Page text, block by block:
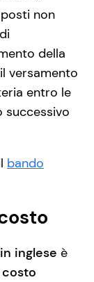
non
della
versamento
entro le
successivo
bando
inglese è
costo